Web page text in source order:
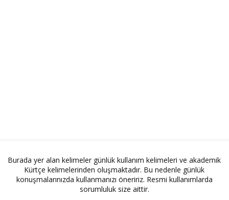
Burada yer alan kelimeler günlük kullanım kelimeleri ve akademik
Kürtçe kelimelerinden oluşmaktadır. Bu nedenle günlük
konuşmalarınızda kullanmanızı öneririz. Resmi kullanımlarda
sorumluluk size aittir.